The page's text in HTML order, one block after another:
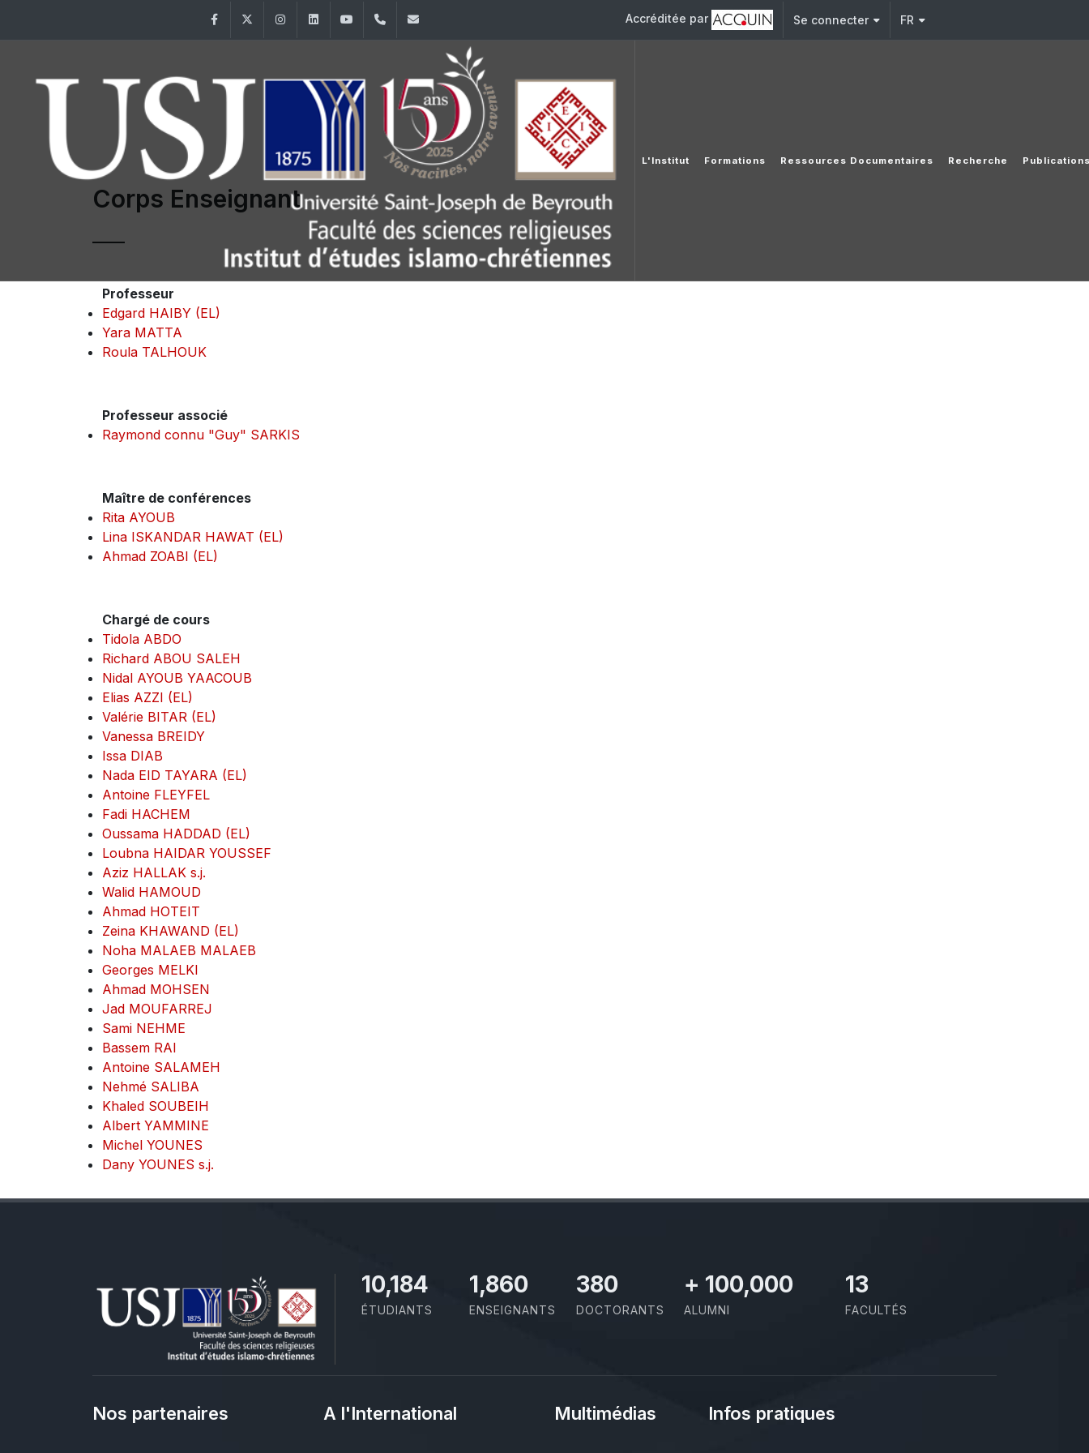
FacebookTwitter InstagramLinkedInYouTube+961 (1) 421 587 Accréditée par Se connecter FR
L'Institut Formations Ressources Documentaires Recherche
Corps Enseignant
Professeur
Edgard HAIBY (EL)
Yara MATTA
Roula TALHOUK
Professeur associé
Raymond connu "Guy" SARKIS
Maître de conférences
Rita AYOUB
Lina ISKANDAR HAWAT (EL)
Ahmad ZOABI (EL)
Chargé de cours
Tidola ABDO
Richard ABOU SALEH
Nidal AYOUB YAACOUB
Elias AZZI (EL)
Valérie BITAR (EL)
Vanessa BREIDY
Issa DIAB
Nada EID TAYARA (EL)
Antoine FLEYFEL
Fadi HACHEM
Oussama HADDAD (EL)
Loubna HAIDAR YOUSSEF
Aziz HALLAK s.j.
Walid HAMOUD
Ahmad HOTEIT
Zeina KHAWAND (EL)
Noha MALAEB MALAEB
Georges MELKI
Ahmad MOHSEN
Jad MOUFARREJ
Sami NEHME
Bassem RAI
Antoine SALAMEH
Nehmé SALIBA
Khaled SOUBEIH
Albert YAMMINE
Michel YOUNES
Dany YOUNES s.j.
11,727
ÉTUDIANTS
2,142
ENSEIGNANTS
437
DOCTORANTS
+ 100,000
ALUMNI
13
FACULTÉS
Nos partenaires A l'International Multimédias Infos pratiques